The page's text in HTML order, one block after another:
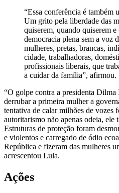
“Essa conferência é também
Um grito pela liberdade das
quiserem, quando quiserem
democracia plena sem a voz
mulheres, pretas, brancas,
cidade, trabalhadoras,
profissionais liberais, que
a cuidar da família”, afirmou.
“O golpe contra a presidenta Dilma
derrubar a primeira mulher a
tentativa de calar milhões de vozes
autoritarismo não apenas odeia, ele
Estruturas de proteção foram
e violentos e carregado de ódio
República e fizeram das mulheres
acrescentou Lula.
Ações